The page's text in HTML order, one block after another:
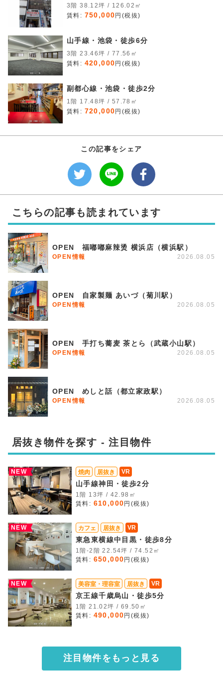
3階 38.12坪 / 126.02㎡
賃料: 750,000 円(税抜)
山手線・池袋・徒歩6分
3階 23.46坪 / 77.56㎡
賃料: 420,000 円(税抜)
副都心線・池袋・徒歩2分
1階 17.48坪 / 57.78㎡
賃料: 720,000 円(税抜)
この記事をシェア
こちらの記事も読まれています
OPEN 福嘟嘟麻辣烫 横浜店（横浜駅）
OPEN情報 2026.08.05
OPEN 自家製麺 あいづ（菊川駅）
OPEN情報 2026.08.05
OPEN 手打ち蕎麦 茶とら（武蔵小山駅）
OPEN情報 2026.08.05
OPEN めしと話（都立家政駅）
OPEN情報 2026.08.05
居抜き物件を探す - 注目物件
NEW 焼肉 居抜き VR
山手線神田・徒歩2分
1階 13坪 / 42.98㎡
賃料: 610,000 円(税抜)
NEW カフェ 居抜き VR
東急東横線中目黒・徒歩8分
1階-2階 22.54坪 / 74.52㎡
賃料: 650,000 円(税抜)
NEW 美容室・理容室 居抜き VR
京王線千歳烏山・徒歩5分
1階 21.02坪 / 69.50㎡
賃料: 490,000 円(税抜)
注目物件をもっと見る